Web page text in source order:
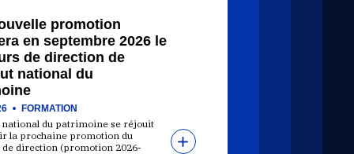
promotion
en septembre 2026 le
de direction de
national du
FORMATION
national du patrimoine se réjouit
la prochaine promotion du
de direction (promotion 2026-